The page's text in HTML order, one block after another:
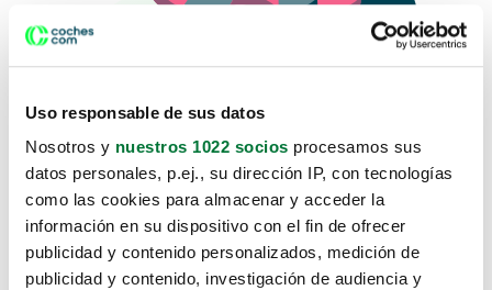
Uso responsable de sus datos
Nosotros y nuestros 1022 socios procesamos sus
datos personales, p.ej., su dirección IP, con tecnologías
como las cookies para almacenar y acceder la
información en su dispositivo con el fin de ofrecer
publicidad y contenido personalizados, medición de
publicidad y contenido, investigación de audiencia y
Lo sentimos, no sabemos como
te hemos traido hasta aquí.